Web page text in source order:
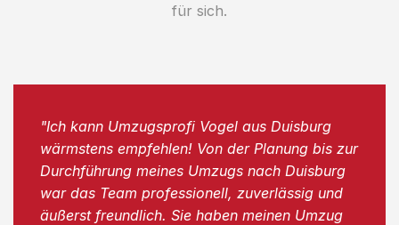
für sich.
"Ich kann Umzugsprofi Vogel aus Duisburg
wärmstens empfehlen! Von der Planung bis zur
Durchführung meines Umzugs nach Duisburg
war das Team professionell, zuverlässig und
äußerst freundlich. Sie haben meinen Umzug